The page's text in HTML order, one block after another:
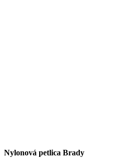
Nylonová petlica Brady